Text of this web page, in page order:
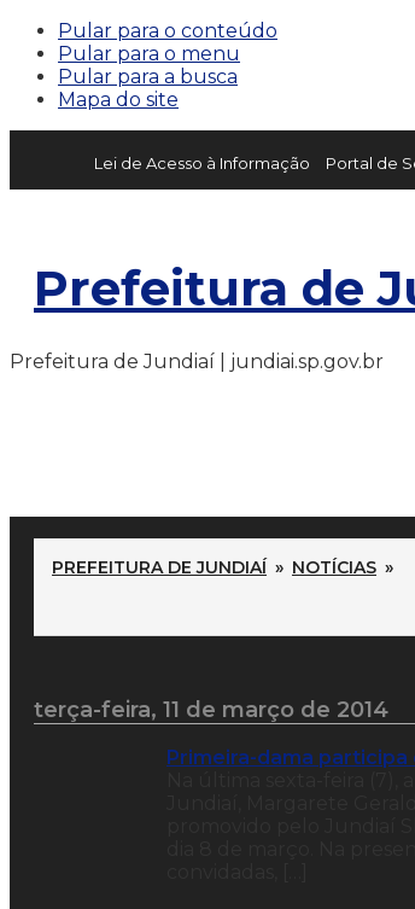
Pular para o conteúdo
Pular para o menu
Pular para a busca
Mapa do site
Lei de Acesso à Informação Portal de
Prefeitura de
Prefeitura de Jundiaí | jundiai.sp.gov.br
PREFEITURA DE JUNDIAÍ » NOTÍCIAS »
terça-feira, 11 de março de 2014
Primeira-dama